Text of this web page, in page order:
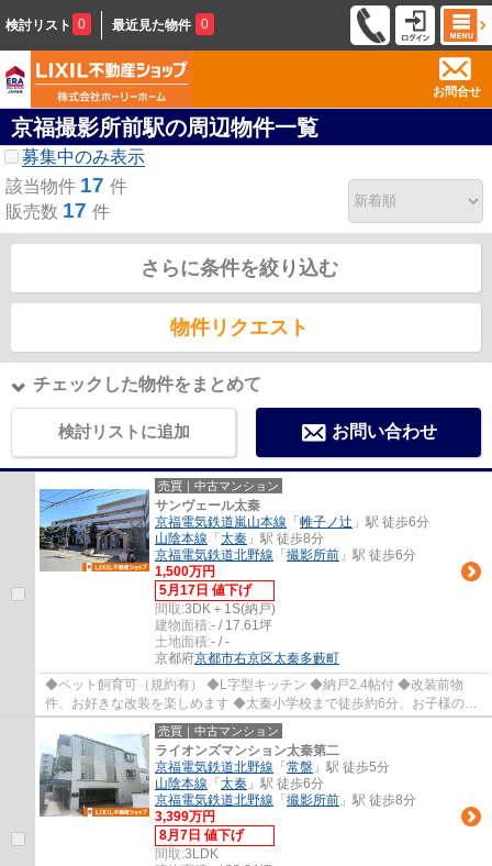
検討リスト 0 最近見た物件 0
お問合せ
京福撮影所前駅の周辺物件一覧
募集中のみ表示
該当物件 17 件
販売数 17 件
さらに条件を絞り込む
物件リクエスト
チェックした物件をまとめて
検討リストに追加 お問い合わせ
売買｜中古マンション
サンヴェール太秦
京福電気鉄道嵐山本線 「 帷子ノ辻 」駅 徒歩6分
山陰本線 「 太秦 」駅 徒歩8分
京福電気鉄道北野線 「 撮影所前 」駅 徒歩6分
1,500万円
5月17日 値下げ
間取:3DK＋1S(納戸)
建物面積:- / 17.61坪
土地面積:- / -
京都府京都市右京区太秦多藪町
◆ペット飼育可（規約有） ◆L字型キッチン ◆納戸2.4帖付 ◆改装前物
件、お好きな改装を楽しめます ◆太秦小学校まで徒歩約6分、お子様の通
学も安心立地 ◆お買い物ラクラク：スーパー、コ...
売買｜中古マンション
ライオンズマンション太秦第二
京福電気鉄道北野線 「 常盤 」駅 徒歩5分
山陰本線 「 太秦 」駅 徒歩6分
京福電気鉄道北野線 「 撮影所前 」駅 徒歩8分
3,399万円
8月7日 値下げ
間取:3LDK